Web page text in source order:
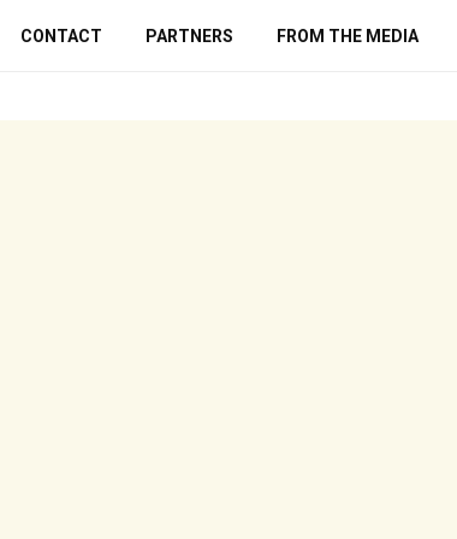
CONTACT PARTNERS FROM THE MEDIA